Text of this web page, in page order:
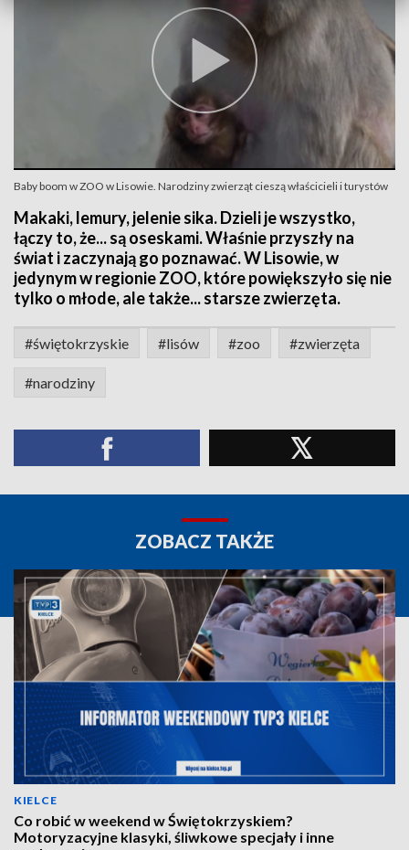
Baby boom w ZOO w Lisowie. Narodziny zwierząt cieszą właścicieli i turystów
Makaki, lemury, jelenie sika. Dzieli je wszystko,
łączy to, że... są oseskami. Właśnie przyszły na
świat i zaczynają go poznawać. W Lisowie, w
jedynym w regionie ZOO, które powiększyło się nie
tylko o młode, ale także... starsze zwierzęta.
#świętokrzyskie #lisów #zoo #zwierzęta
#narodziny
ZOBACZ TAKŻE
KIELCE
Co robić w weekend w Świętokrzyskiem?
Motoryzacyjne klasyki, śliwkowe specjały i inne